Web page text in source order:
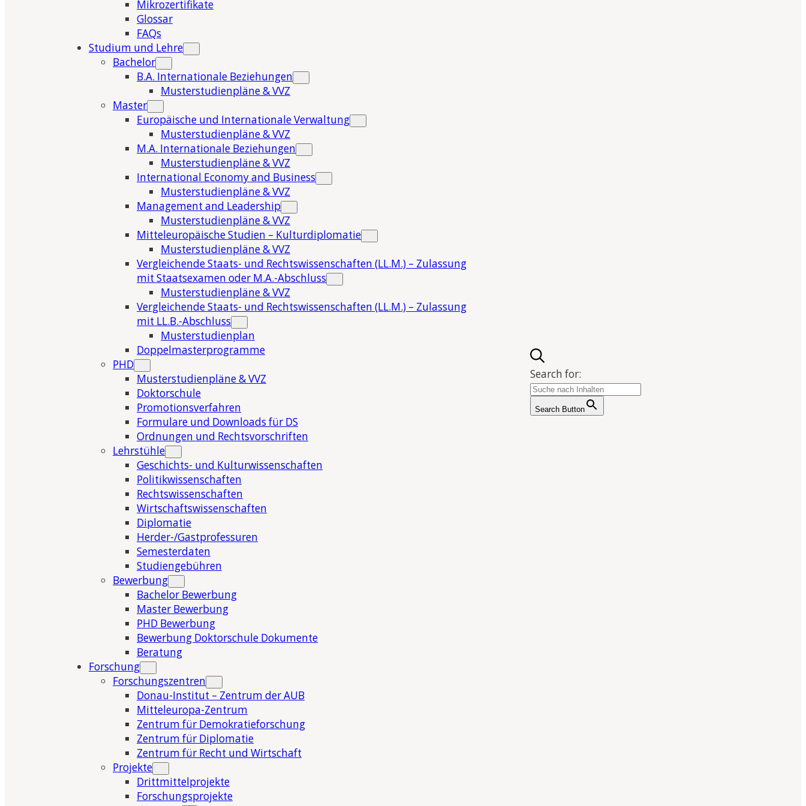
Mikrozertifikate
Glossar
FAQs
Studium und Lehre
Bachelor
B.A. Internationale Beziehungen
Musterstudienpläne & VVZ
Master
Europäische und Internationale Verwaltung
Musterstudienpläne & VVZ
M.A. Internationale Beziehungen
Musterstudienpläne & VVZ
International Economy and Business
Musterstudienpläne & VVZ
Management and Leadership
Musterstudienpläne & VVZ
Mitteleuropäische Studien – Kulturdiplomatie
Musterstudienpläne & VVZ
Vergleichende Staats- und Rechtswissenschaften (LL.M.) – Zulassung
mit Staatsexamen oder M.A.-Abschluss
Musterstudienpläne & VVZ
Vergleichende Staats- und Rechtswissenschaften (LL.M.) – Zulassung
mit LL.B.-Abschluss
Musterstudienplan
Doppelmasterprogramme
PHD
Musterstudienpläne & VVZ
Doktorschule
Promotionsverfahren
Formulare und Downloads für DS
Ordnungen und Rechtsvorschriften
Lehrstühle
Geschichts- und Kulturwissenschaften
Politikwissenschaften
Rechtswissenschaften
Wirtschaftswissenschaften
Diplomatie
Herder-/Gastprofessuren
Semesterdaten
Studiengebühren
Bewerbung
Bachelor Bewerbung
Master Bewerbung
PHD Bewerbung
Bewerbung Doktorschule Dokumente
Beratung
Forschung
Forschungszentren
Donau-Institut – Zentrum der AUB
Mitteleuropa-Zentrum
Zentrum für Demokratieforschung
Zentrum für Diplomatie
Zentrum für Recht und Wirtschaft
Projekte
Drittmittelprojekte
Forschungsprojekte
Search for:
Search Button